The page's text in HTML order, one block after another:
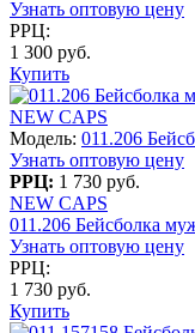
Узнать оптовую цену
РРЦ:
1 300 руб.
Купить
NEW CAPS
Модель: 011.206
Узнать оптовую цену
РРЦ: 1 730 руб.
NEW CAPS
011.206 Бейсболка
Узнать оптовую цену
РРЦ:
1 730 руб.
Купить